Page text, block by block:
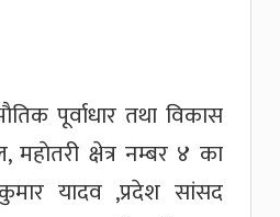
पूर्वाधार तथा विकास
महाेतरी क्षेत्र नम्बर ४ का
यादव ,प्रदेश सांसद